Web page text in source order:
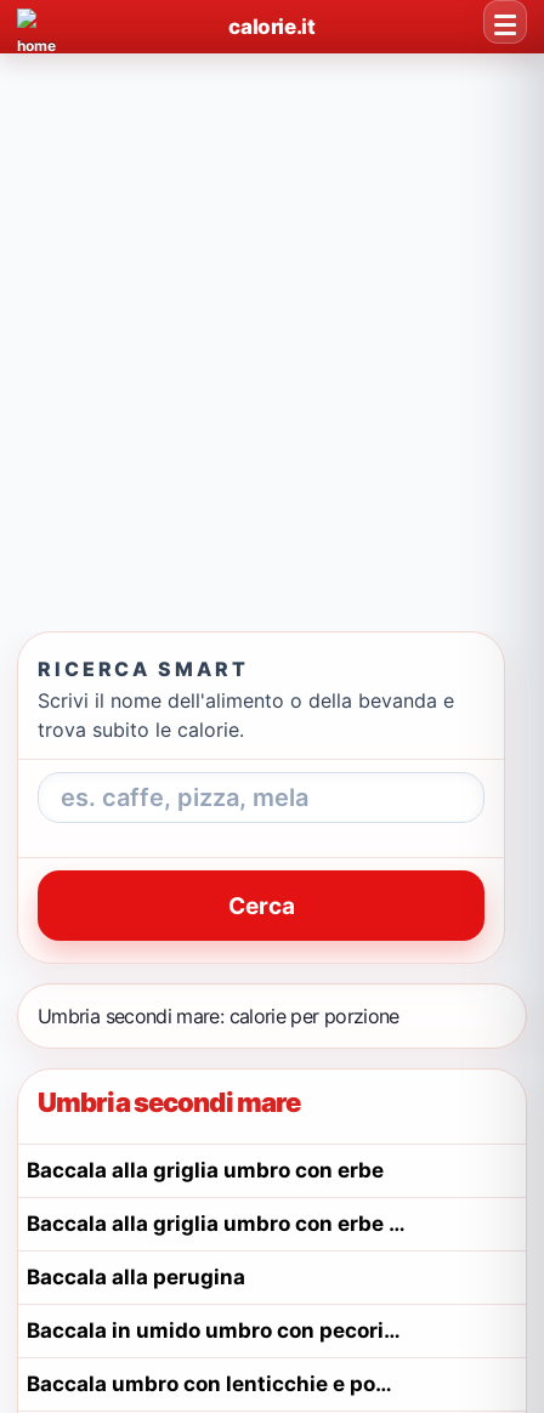
calorie.it
RICERCA SMART
Scrivi il nome dell'alimento o della bevanda e
trova subito le calorie.
Cerca
Umbria secondi mare: calorie per porzione
Umbria secondi mare
Baccala alla griglia umbro con erbe
Baccala alla griglia umbro con erbe alla contadina eugubino
Baccala alla perugina
Baccala in umido umbro con pecorino
Baccala umbro con lenticchie e pomodoro